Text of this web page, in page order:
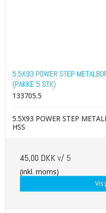
5.5X93 POWER STEP
(PAKKE 5 STK)
133705.5
5.5X93 POWER STEP
HSS
45,00 DKK v/ 5
(inkl. moms)
Vis